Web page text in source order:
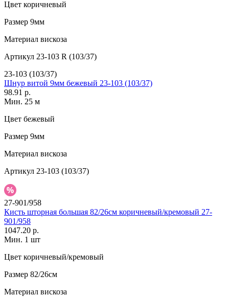
Цвет коричневый
Размер 9мм
Материал вискоза
Артикул 23-103 R (103/37)
23-103 (103/37)
Шнур витой 9мм бежевый 23-103 (103/37)
98.91 р.
Мин. 25 м
Цвет бежевый
Размер 9мм
Материал вискоза
Артикул 23-103 (103/37)
27-901/958
Кисть шторная большая 82/26см коричневый/кремовый 27-
901/958
1047.20 р.
Мин. 1 шт
Цвет коричневый/кремовый
Размер 82/26см
Материал вискоза